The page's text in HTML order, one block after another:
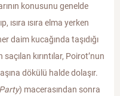
konusunu genelde
ısıra ısıra elma yerken
daim kucağında taşıdığı
kırıntılar, Poirot’nun
dökülü halde dolaşır.
) macerasından sonra